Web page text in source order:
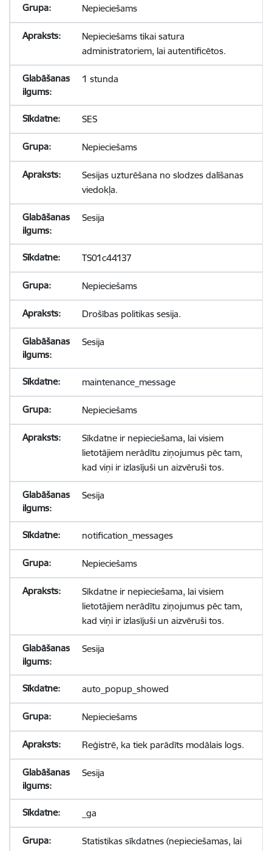
Nepieciešams
Nepieciešams tikai satura
administratoriem, lai autentificētos.
1 stunda
SES
Nepieciešams
Sesijas uzturēšana no slodzes dalīšanas
viedokļa.
Sesija
TS01c44137
Nepieciešams
Drošības politikas sesija.
Sesija
maintenance_message
Nepieciešams
Sīkdatne ir nepieciešama, lai visiem
lietotājiem nerādītu ziņojumus pēc tam,
kad viņi ir izlasījuši un aizvēruši tos.
Sesija
notification_messages
Nepieciešams
Sīkdatne ir nepieciešama, lai visiem
lietotājiem nerādītu ziņojumus pēc tam,
kad viņi ir izlasījuši un aizvēruši tos.
Sesija
auto_popup_showed
Nepieciešams
Reģistrē, ka tiek parādīts modālais logs.
Sesija
_ga
Statistikas sīkdatnes (nepieciešamas, lai